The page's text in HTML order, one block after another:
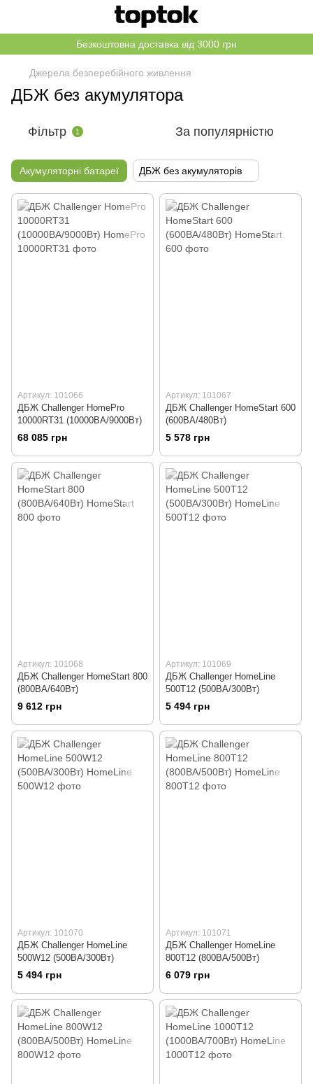
Безкоштовна доставка від 3000 грн
Джерела безперебійного живлення
ДБЖ без акумулятора
Фільтр 1 За популярністю
Акумуляторні батареї ДБЖ без акумуляторів
Артикул: 101066
ДБЖ Challenger HomePro
10000RT31 (10000ВА/9000Вт)
68 085 грн
Артикул: 101067
ДБЖ Challenger HomeStart 600
(600ВА/480Вт)
5 578 грн
Артикул: 101068
ДБЖ Challenger HomeStart 800
(800ВА/640Вт)
9 612 грн
Артикул: 101069
ДБЖ Challenger HomeLine
500T12 (500ВА/300Вт)
5 494 грн
Артикул: 101070
ДБЖ Challenger HomeLine
500W12 (500ВА/300Вт)
5 494 грн
Артикул: 101071
ДБЖ Challenger HomeLine
800T12 (800ВА/500Вт)
6 079 грн